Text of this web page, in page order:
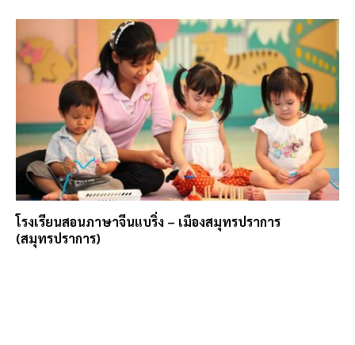
โรงเรียนสอนภาษาจีนแบริ่ง – เมืองสมุทรปราการ
(สมุทรปราการ)